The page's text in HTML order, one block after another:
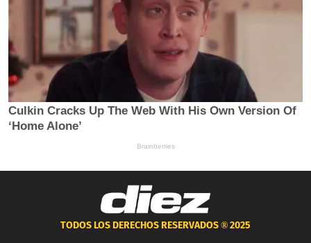
TODOS LOS DERECHOS RESERVADOS ®2025